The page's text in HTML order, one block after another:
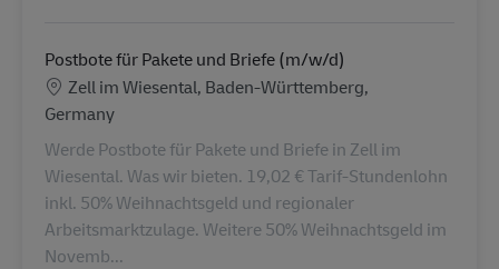
Postbote für Pakete und Briefe (m/w/d)
Locatie
Zell im Wiesental, Baden-Württemberg,
Germany
Werde Postbote für Pakete und Briefe in Zell im
Wiesental. Was wir bieten. 19,02 € Tarif-Stundenlohn
inkl. 50% Weihnachtsgeld und regionaler
Arbeitsmarktzulage. Weitere 50% Weihnachtsgeld im
Novemb...